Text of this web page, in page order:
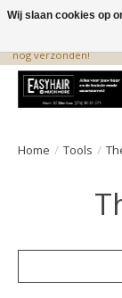
De beste produkten
nog verzonden!
Home / Tools /
Wij slaan cookies op